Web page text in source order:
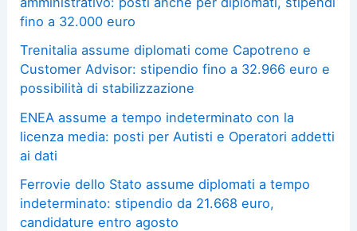
fino a 32.000 euro
Trenitalia assume diplomati come Capotreno e
Customer Advisor: stipendio fino a 32.966 euro e
possibilità di stabilizzazione
ENEA assume a tempo indeterminato con la
licenza media: posti per Autisti e Operatori addetti
ai dati
Ferrovie dello Stato assume diplomati a tempo
indeterminato: stipendio da 21.668 euro,
candidature entro agosto